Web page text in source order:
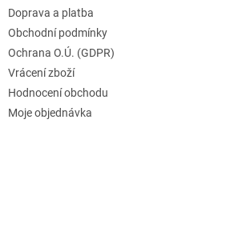
Doprava a platba
Obchodní podmínky
Ochrana O.Ú. (GDPR)
Vrácení zboží
Hodnocení obchodu
Moje objednávka